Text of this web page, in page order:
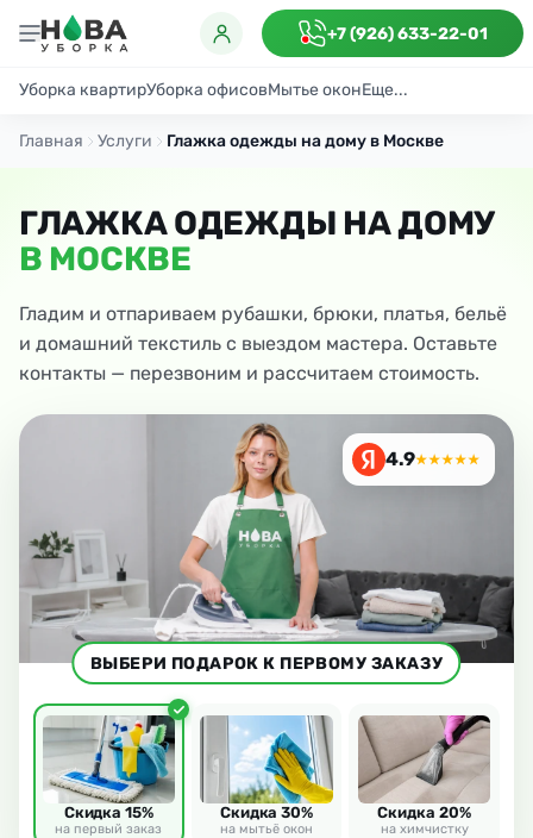
+7 (926) 633-22-01
Уборка квартирУборка офисовМытье оконЕще...
ГенеральнаяПоддерживающаяПосле ремонта
Главная Услуги Глажка одежды на дому в Москве
ГЛАЖКА ОДЕЖДЫ НА ДОМУ
В МОСКВЕ
Гладим и отпариваем рубашки, брюки, платья, бельё
и домашний текстиль с выездом мастера. Оставьте
контакты — перезвоним и рассчитаем стоимость.
4.9★★★★★
ВЫБЕРИ ПОДАРОК К ПЕРВОМУ ЗАКАЗУ
Скидка 15%
на первый заказ
Скидка 30%
на мытьё окон
Скидка 20%
на химчистку